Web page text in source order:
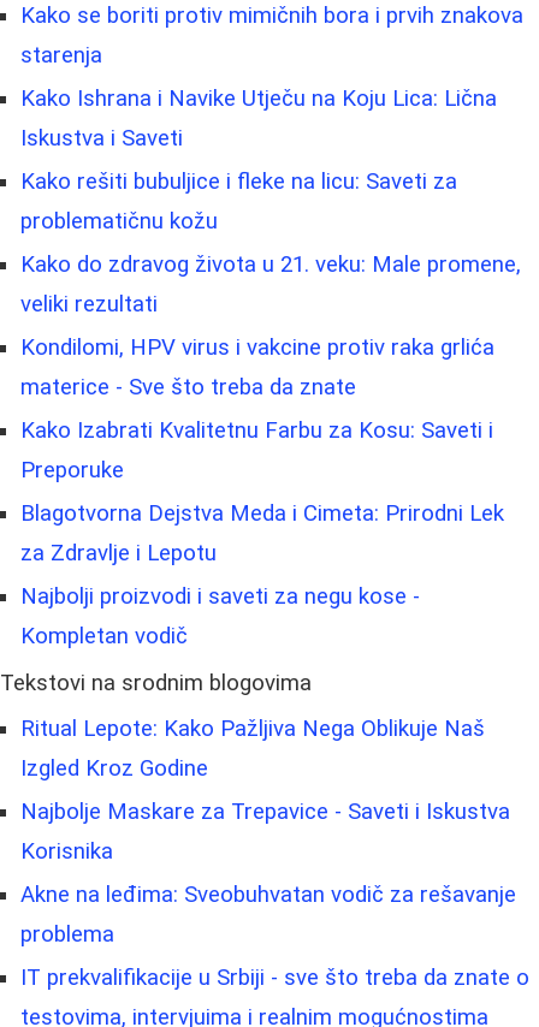
Kako se boriti protiv mimičnih bora i prvih znakova
starenja
Kako Ishrana i Navike Utječu na Koju Lica: Lična
Iskustva i Saveti
Kako rešiti bubuljice i fleke na licu: Saveti za
problematičnu kožu
Kako do zdravog života u 21. veku: Male promene,
veliki rezultati
Kondilomi, HPV virus i vakcine protiv raka grlića
materice - Sve što treba da znate
Kako Izabrati Kvalitetnu Farbu za Kosu: Saveti i
Preporuke
Blagotvorna Dejstva Meda i Cimeta: Prirodni Lek
za Zdravlje i Lepotu
Najbolji proizvodi i saveti za negu kose -
Kompletan vodič
Tekstovi na srodnim blogovima
Ritual Lepote: Kako Pažljiva Nega Oblikuje Naš
Izgled Kroz Godine
Najbolje Maskare za Trepavice - Saveti i Iskustva
Korisnika
Akne na leđima: Sveobuhvatan vodič za rešavanje
problema
IT prekvalifikacije u Srbiji - sve što treba da znate o
testovima, intervjuima i realnim mogućnostima